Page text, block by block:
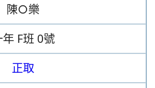
陳○樂
F班 0號
正取